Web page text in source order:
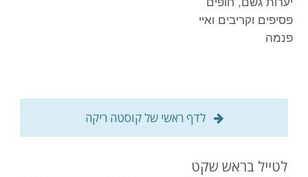
פסיפים וקריבים ואיי
פנמה
לדף ראשי של קוסטה ריקה
לטייל בראש שקט